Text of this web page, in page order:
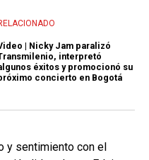
| Nicky Jam paralizó
interpretó
éxitos y promocionó su
concierto en Bogotá
y sentimiento con el